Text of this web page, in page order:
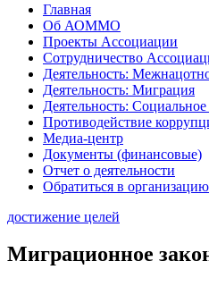
Главная
Об АОММО
Проекты Ассоциации
Сотрудничество
Деятельность:
Деятельность: Миграция
Деятельность:
Противодействие
Медиа-центр
Документы (финансовые)
Отчет о деятельности
Обратиться в организацию
достижение целей
Миграционное